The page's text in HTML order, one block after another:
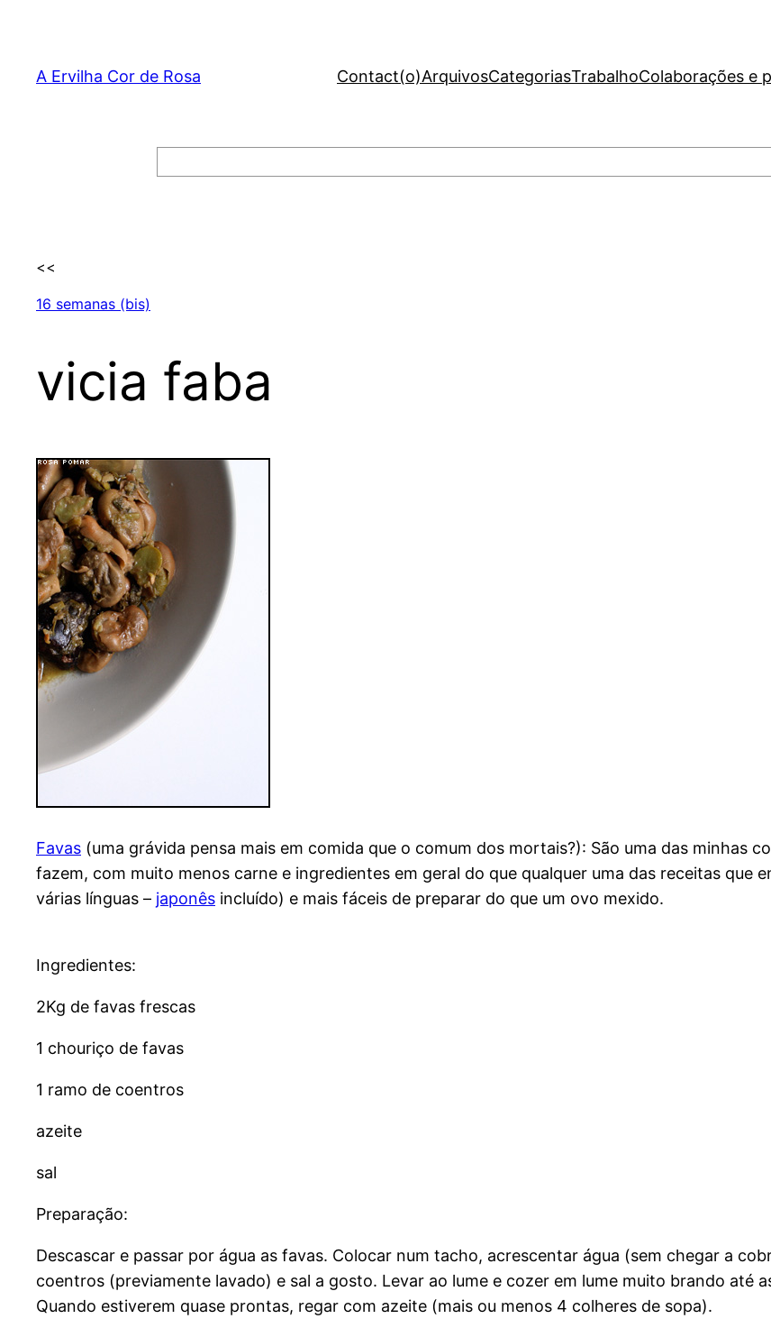
content
A Ervilha Cor de Rosa Contact(o)ArquivosCategoriasTrabalhoColaborações e
<<
16 semanas (bis)
vicia faba
Favas (uma grávida pensa mais em comida que o comum dos mortais?): São uma das minhas
fazem, com muito menos carne e ingredientes em geral do que qualquer uma das receitas que
várias línguas – japonês incluído) e mais fáceis de preparar do que um ovo mexido.
Ingredientes:
2Kg de favas frescas
1 chouriço de favas
1 ramo de coentros
azeite
sal
Preparação:
Descascar e passar por água as favas. Colocar num tacho, acrescentar água (sem chegar a
coentros (previamente lavado) e sal a gosto. Levar ao lume e cozer em lume muito brando até
Quando estiverem quase prontas, regar com azeite (mais ou menos 4 colheres de sopa).